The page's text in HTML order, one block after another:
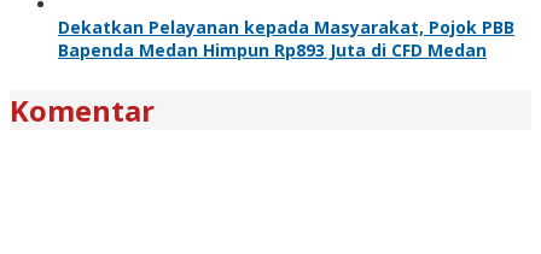
Dekatkan Pelayanan kepada Masyarakat, Pojok PBB
Bapenda Medan Himpun Rp893 Juta di CFD Medan
Komentar